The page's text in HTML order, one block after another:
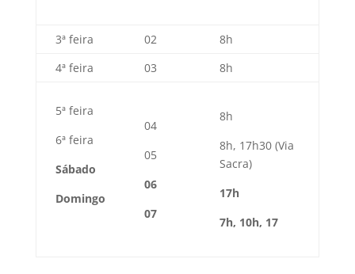
3ª feira 02
8h
4ª feira
03 8h
5ª feira
6ª feira
Sábado
Domingo
04
05
06
07
8h
8h, 17h30 (Via
Sacra)
17h
7h, 10h, 17